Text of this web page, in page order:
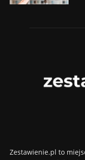
Zestawienie.pl to